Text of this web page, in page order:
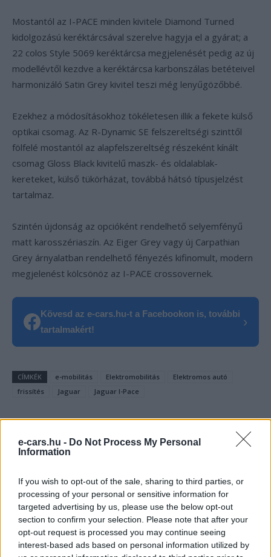
e-cars.hu - Do Not Process My Personal
Information
If you wish to opt-out of the sale, sharing to third parties, or
processing of your personal or sensitive information for
targeted advertising by us, please use the below opt-out
section to confirm your selection. Please note that after your
opt-out request is processed you may continue seeing
interest-based ads based on personal information utilized by
Mostantól az I-PACE minden kivitele Diamond Turned
kidolgozású keréktárcsával szerelve hagyja el a gyárat; a
22 colos Style 5069 keréktárcsa megjelenését pedig az új
modellévtől kezdve a keréktárcsa karbonszálas betéteivel
harmonizáló Satin Grey kivitel teszi még lenyűgözőbbé.
Ezekhez a módosításokhoz tökéletesen illik a fekete külső
optikai csomag. Az R-Dynamic SE felszereltségi szinttől
fölfelé mostantól az alapfelszereltség részeként kínált
csomag Gloss Black kivitelű maszk- és oldalablak-
kereteket, külső tükörházat, továbbá hátsó típusjelzést
tartalmaz.
Szintén újdonság az opcióként rendelhető selyemfényű
matt karosszériaszín. Az Eiger Grey vagy új Carpathian
Grey árnyalatban rendelhető fényezés kifinomult, modern
megjelenést kölcsönöz az I-PACE crossovernek.
Kövesd az e-cars.hu-t a Facebookon is, további
tartalmakért!
›
CÍMKÉK e-mobilitás Elektromobilitás
Elektromos autó
frissítés
Jaguar Jaguar I-Pace